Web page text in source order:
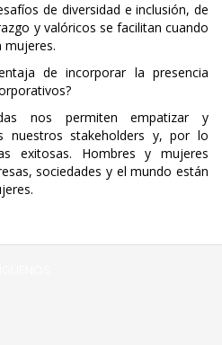
de diversidad e inclusión, de
y valóricos se facilitan cuando
mujeres.
de incorporar la presencia
nos permiten empatizar y
nuestros stakeholders y, por lo
exitosas. Hombres y mujeres
sociedades y el mundo están